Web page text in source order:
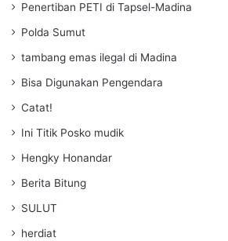
Penertiban PETI di Tapsel-Madina
Polda Sumut
tambang emas ilegal di Madina
Bisa Digunakan Pengendara
Catat!
Ini Titik Posko mudik
Hengky Honandar
Berita Bitung
SULUT
herdiat